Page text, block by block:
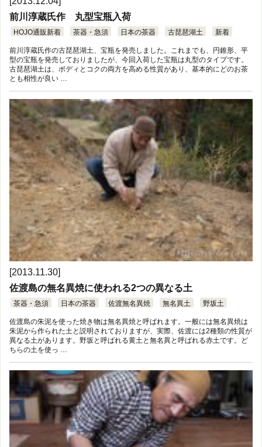
前川淳蔵氏作 丸型宝瓶入荷
HOJO通販新着 茶器・急須 日本の茶器 古琵琶湖土 新着
前川淳蔵氏作の古琵琶湖土、宝瓶を発売しました。これまでも、円錐形、平
型の宝瓶を発売しておりましたが、今回入荷した宝瓶は丸型のタイプです。
古琵琶湖土は、ボディとコクの両方を高める性質があり、基本的にどのお茶
とも相性が良い …
[2013.11.30]
佐渡島の無名異焼に使われる2つの異なる土
茶器・急須 日本の茶器 佐渡無名異焼 無名異土 野坂土
佐渡島の朱泥を使った焼き物は無名異焼と呼ばれます。一般には無名異焼は
朱泥から作られた土と説明されておりますが、実際、佐渡には2種類の性質が
異なる土があります。野坂と呼ばれる黄土と無名異と呼ばれる赤土です。ど
ちらの土を使っ …